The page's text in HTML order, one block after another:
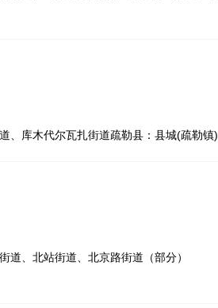
、库木代尔瓦扎街道疏勒县：县城(疏勒镇)
道、北站街道、北京路街道（部分）